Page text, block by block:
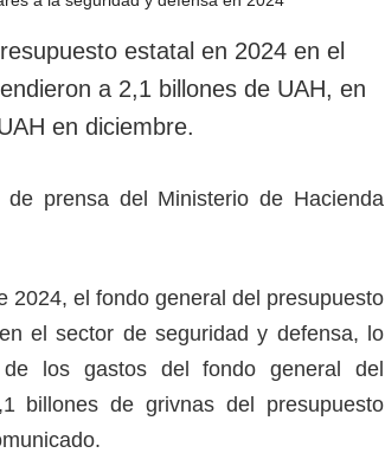
estatal en 2024 en el
a 2,1 billones de UAH, en
en diciembre.
prensa del Ministerio de Hacienda
2024, el fondo general del presupuesto
el sector de seguridad y defensa, lo
los gastos del fondo general del
billones de grivnas del presupuesto